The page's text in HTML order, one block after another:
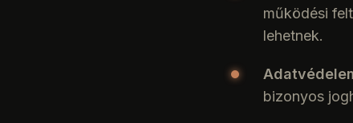
működési
lehetnek.
bizonyos